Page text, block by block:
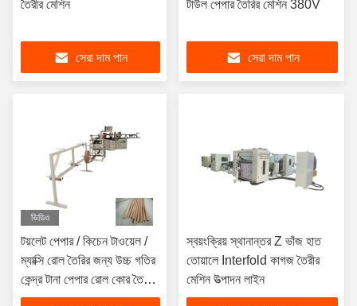
তৈরীর মেশিন
সেরা দাম পান
টাউল পেপার তৈরির মেশিন 380V
সেরা দাম পান
ভিডিও
টয়লেট পেপার / কিচেন টাওয়েল /
ম্যাক্সি রোল তৈরির জন্য উচ্চ গতির
কেন্দ্র টানা পেপার রোল কোর তৈরির
মেশিন
স্বয়ংক্রিয় স্থানান্তর Z ভাঁজ হাত
তোয়ালে Interfold কাগজ তৈরীর
মেশিন উত্পাদন লাইন